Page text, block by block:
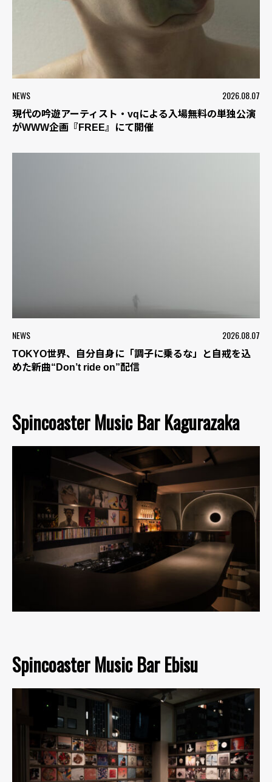
NEWS 2026.08.07
現代の吟遊アーティスト・vqによる入場無料の単独公演
がWWW企画『FREE』にて開催
NEWS 2026.08.07
TOKYO世界、自分自身に「調子に乗るな」と自戒を込
めた新曲“Don’t ride on”配信
Spincoaster Music Bar Kagurazaka
Spincoaster Music Bar Ebisu